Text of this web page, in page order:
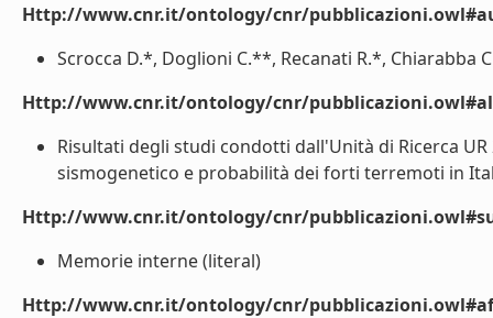
Http://www.cnr.it/ontology/cnr/
Scrocca D.*, Doglioni C.**, Recanati R.*,
Http://www.cnr.it/ontology/cnr/
Risultati degli studi condotti dall'Unità di Ricerca
sismogenetico e probabilità dei forti terremoti in
Http://www.cnr.it/ontology/cnr/
Memorie interne (literal)
Http://www.cnr.it/ontology/cnr/